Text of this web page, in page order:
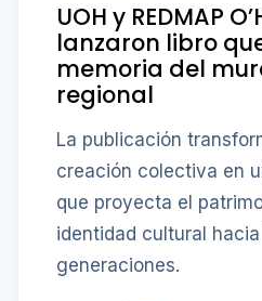
UOH y REDMAP
lanzaron libro
memoria del
regional
La publicación
creación colectiva en
que proyecta el
identidad cultural
generaciones.